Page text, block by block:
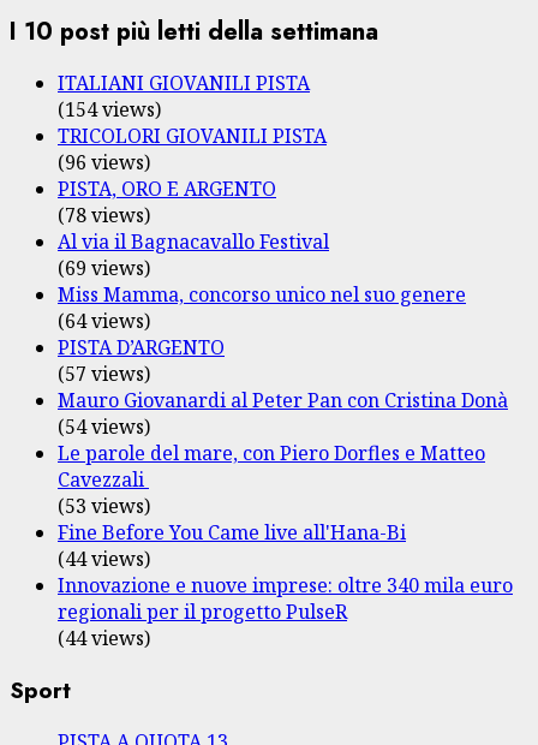
I 10 post più letti della settimana
ITALIANI GIOVANILI PISTA
(154 views)
TRICOLORI GIOVANILI PISTA
(96 views)
PISTA, ORO E ARGENTO
(78 views)
Al via il Bagnacavallo Festival
(69 views)
Miss Mamma, concorso unico nel suo genere
(64 views)
PISTA D’ARGENTO
(57 views)
Mauro Giovanardi al Peter Pan con Cristina Donà
(54 views)
Le parole del mare, con Piero Dorfles e Matteo
Cavezzali
(53 views)
Fine Before You Came live all'Hana-Bi
(44 views)
Innovazione e nuove imprese: oltre 340 mila euro
regionali per il progetto PulseR
(44 views)
Sport